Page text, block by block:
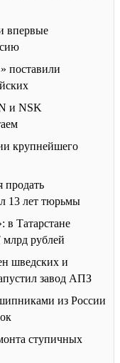
впервые
поставили
и NSK
крупнейшего
продать
13 лет тюрьмы
в Татарстане
рублей
шведских и
завод АПЗ
из России
ступичных